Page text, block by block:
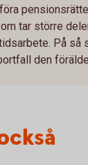
tar större
På så
den